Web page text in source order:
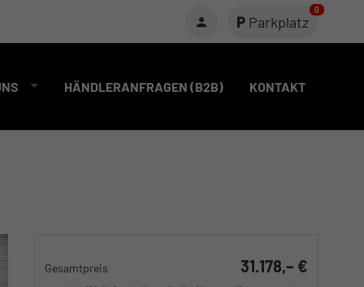
Parkplatz
0
HÄNDLERANFRAGEN (B2B) KONTAKT
Gesamtpreis 31.178,– €